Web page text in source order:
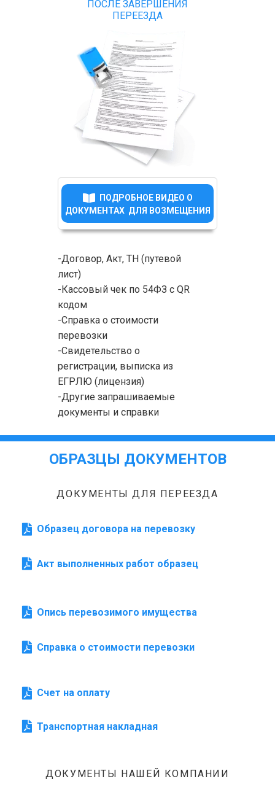
ПОСЛЕ ЗАВЕРШЕНИЯ
ПЕРЕЕЗДА
-Договор, Акт, ТН (путевой
лист)
-Кассовый чек по 54ФЗ с QR
кодом
-Справка о стоимости
перевозки
-Свидетельство о
регистрации, выписка из
ЕГРЛЮ (лицензия)
-Другие запрашиваемые
документы и справки
ПОДРОБНОЕ ВИДЕО О
ДОКУМЕНТАХ ДЛЯ ВОЗМЕЩЕНИЯ
ОБРАЗЦЫ ДОКУМЕНТОВ
ДОКУМЕНТЫ ДЛЯ ПЕРЕЕЗДА
Образец договора на перевозку
Акт выполненных работ образец
Опись перевозимого имущества
Справка о стоимости перевозки
Счет на оплату
Транспортная накладная
ДОКУМЕНТЫ НАШЕЙ КОМПАНИИ